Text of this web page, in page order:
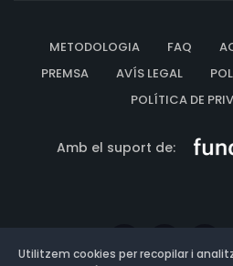
METODOLOGIA FAQ
PREMSA
AVÍS LEGAL
POLÍTICA DE
Amb el suport de:
Utilitzem cookies per recopilar i